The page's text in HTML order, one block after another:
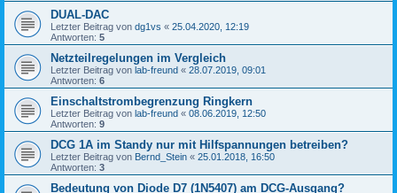
DUAL-DAC
Letzter Beitrag von dg1vs « 25.04.2020, 12:19
Antworten: 5
Netzteilregelungen im Vergleich
Letzter Beitrag von lab-freund « 28.07.2019, 09:01
Antworten: 6
Einschaltstrombegrenzung Ringkern
Letzter Beitrag von lab-freund « 08.06.2019, 12:50
Antworten: 9
DCG 1A im Standy nur mit Hilfspannungen betreiben?
Letzter Beitrag von Bernd_Stein « 25.01.2018, 16:50
Antworten: 3
Bedeutung von Diode D7 (1N5407) am DCG-Ausgang?